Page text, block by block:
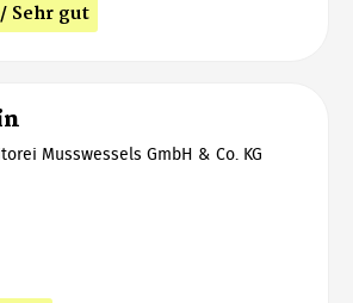
Sehr gut
Musswessels GmbH & Co. KG